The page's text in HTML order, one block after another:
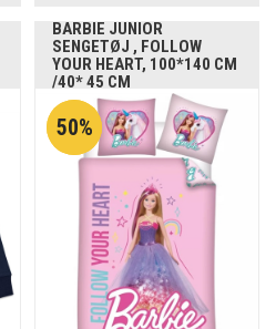
BARBIE JUNIOR
SENGETØJ , FOLLOW
YOUR HEART, 100*140 CM
/40* 45 CM
50%